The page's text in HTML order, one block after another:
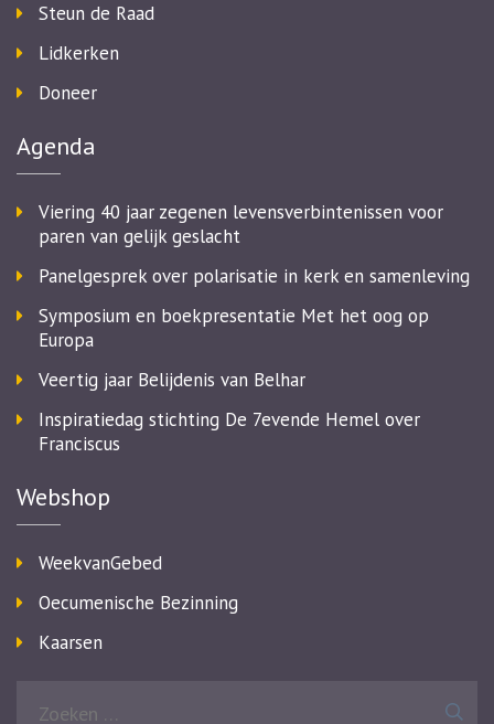
Steun de Raad
Lidkerken
Doneer
Agenda
Viering 40 jaar zegenen levensverbintenissen voor
paren van gelijk geslacht
Panelgesprek over polarisatie in kerk en samenleving
Symposium en boekpresentatie Met het oog op
Europa
Veertig jaar Belijdenis van Belhar
Inspiratiedag stichting De 7evende Hemel over
Franciscus
Webshop
WeekvanGebed
Oecumenische Bezinning
Kaarsen